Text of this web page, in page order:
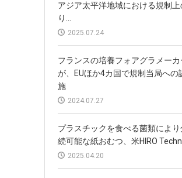
アジア太平洋地域における規制上
り...
2025.07.24
フランスの培養フォアグラメー
が、EUほか4カ国で規制当局への
施
2024.07.27
プラスチックを食べる菌類によ
続可能な紙おむつ、米HIRO
2025.04.20